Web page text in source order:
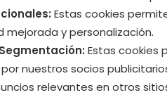
Estas cookies
mejorada y personalización.
Estas cookies
nuestros socios
relevantes en otros